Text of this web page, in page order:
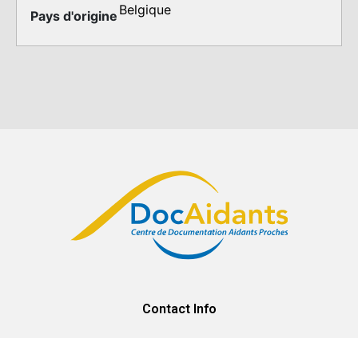
Pays d'origine Belgique
Contact Info